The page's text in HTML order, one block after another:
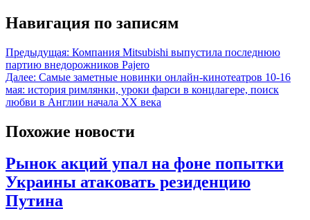
Навигация по записям
Предыдущая: Компания Mitsubishi выпустила последнюю
партию внедорожников Pajero
Далее: Самые заметные новинки онлайн-кинотеатров 10-16
мая: история римлянки, уроки фарси в концлагере, поиск
любви в Англии начала XX века
Похожие новости
Рынок акций упал на фоне попытки
Украины атаковать резиденцию
Путина